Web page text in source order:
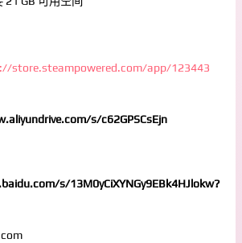
store.steampowered.com/app/123443
s/c62GPSCsEjn
s/13M0yCiXYNGy9EBk4HJlokw?